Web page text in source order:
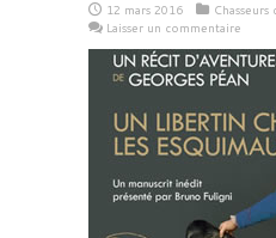
12 mars 2016
Laisser un commentaire